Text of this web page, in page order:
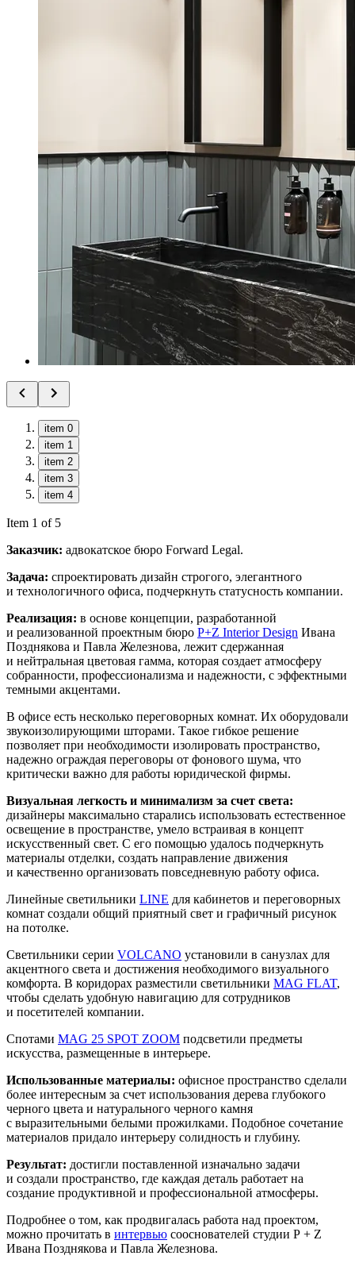
item 0
item 1
item 2
item 3
item 4
Item 1 of 5
Заказчик: адвокатское бюро Forward Legal.
Задача: спроектировать дизайн строгого, элегантного
и технологичного офиса, подчеркнуть статусность компании.
Реализация: в основе концепции, разработанной
и реализованной проектным бюро P+Z Interior Design Ивана
Позднякова и Павла Железнова, лежит сдержанная
и нейтральная цветовая гамма, которая создает атмосферу
собранности, профессионализма и надежности, с эффектными
темными акцентами.
В офисе есть несколько переговорных комнат. Их оборудовали
звукоизолирующими шторами. Такое гибкое решение
позволяет при необходимости изолировать пространство,
надежно ограждая переговоры от фонового шума, что
критически важно для работы юридической фирмы.
Визуальная легкость и минимализм за счет света:
дизайнеры максимально старались использовать естественное
освещение в пространстве, умело встраивая в концепт
искусственный свет. С его помощью удалось подчеркнуть
материалы отделки, создать направление движения
и качественно организовать повседневную работу офиса.
Линейные светильники LINE для кабинетов и переговорных
комнат создали общий приятный свет и графичный рисунок
на потолке.
Светильники серии VOLCANO установили в санузлах для
акцентного света и достижения необходимого визуального
комфорта. В коридорах разместили светильники MAG FLAT,
чтобы сделать удобную навигацию для сотрудников
и посетителей компании.
Спотами MAG 25 SPOT ZOOM подсветили предметы
искусства, размещенные в интерьере.
Использованные материалы: офисное пространство сделали
более интересным за счет использования дерева глубокого
черного цвета и натурального черного камня
с выразительными белыми прожилками. Подобное сочетание
материалов придало интерьеру солидность и глубину.
Результат: достигли поставленной изначально задачи
и создали пространство, где каждая деталь работает на
создание продуктивной и профессиональной атмосферы.
Подробнее о том, как продвигалась работа над проектом,
можно прочитать в интервью сооснователей студии P + Z
Ивана Позднякова и Павла Железнова.